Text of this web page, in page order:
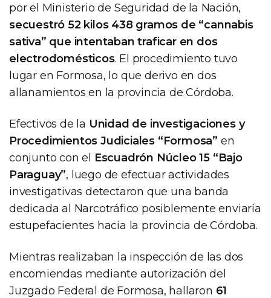
por el Ministerio de Seguridad de la Nación,
secuestró 52 kilos 438 gramos de “cannabis
sativa” que intentaban traficar en dos
electrodomésticos. El procedimiento tuvo
lugar en Formosa, lo que derivo en dos
allanamientos en la provincia de Córdoba.
Efectivos de la Unidad de investigaciones y
Procedimientos Judiciales “Formosa” en
conjunto con el Escuadrón Núcleo 15 “Bajo
Paraguay”, luego de efectuar actividades
investigativas detectaron que una banda
dedicada al Narcotráfico posiblemente enviaría
estupefacientes hacia la provincia de Córdoba.
Mientras realizaban la inspección de las dos
encomiendas mediante autorización del
Juzgado Federal de Formosa, hallaron 61